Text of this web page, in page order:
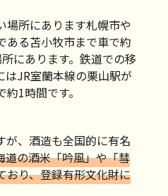
場所にあります札幌市や
ある苫小牧市まで車で約
にあります。鉄道での移
はJR室蘭本線の栗山駅が
1時間です。
が、酒造も全国的に有名
道の酒米「吟風」や「彗
おり、登録有形文化財に